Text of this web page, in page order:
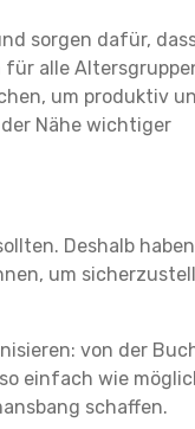
sorgen dafür,
alle
um produktiv
Nähe wichtiger
Deshalb
um
von der
einfach wie
schaffen.